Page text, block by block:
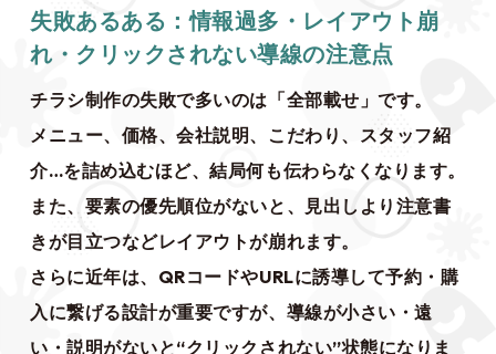
失敗あるある：情報過多・レイアウト崩
れ・クリックされない導線の注意点
チラシ制作の失敗で多いのは「全部載せ」です。
メニュー、価格、会社説明、こだわり、スタッフ紹
介…を詰め込むほど、結局何も伝わらなくなります。
また、要素の優先順位がないと、見出しより注意書
きが目立つなどレイアウトが崩れます。
さらに近年は、QRコードやURLに誘導して予約・購
入に繋げる設計が重要ですが、導線が小さい・遠
い・説明がないと“クリックされない”状態になりま